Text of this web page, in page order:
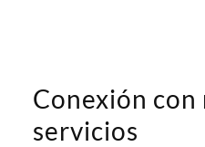
Conexión con
servicios